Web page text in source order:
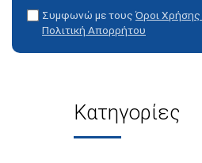
Συμφωνώ με τους Όροι Χρήσης
Πολιτική Απορρήτου
Κατηγορίες